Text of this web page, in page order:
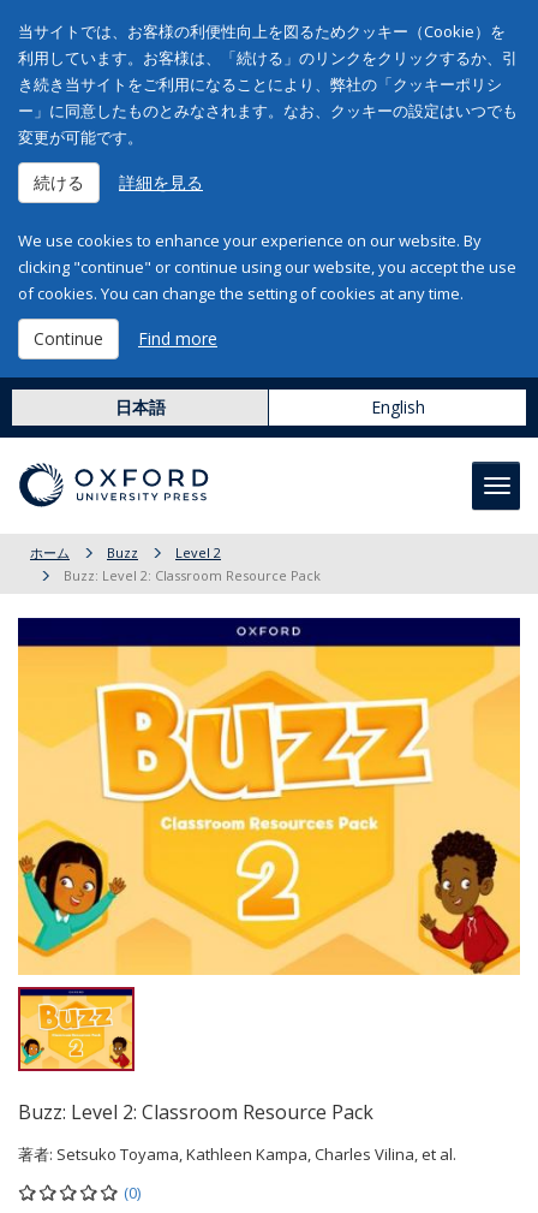
当サイトでは、お客様の利便性向上を図るためクッキー（Cookie）を
利用しています。お客様は、「続ける」のリンクをクリックするか、引
き続き当サイトをご利用になることにより、弊社の「クッキーポリシ
ー」に同意したものとみなされます。なお、クッキーの設定はいつでも
変更が可能です。
続ける 詳細を見る
We use cookies to enhance your experience on our website. By
clicking "continue" or continue using our website, you accept the use
of cookies. You can change the setting of cookies at any time.
Continue Find more
日本語 English
ホーム Buzz
Level 2
Buzz: Level 2: Classroom Resource Pack
Buzz: Level 2: Classroom Resource Pack
著者: Setsuko Toyama, Kathleen Kampa, Charles Vilina, et al.
(0)